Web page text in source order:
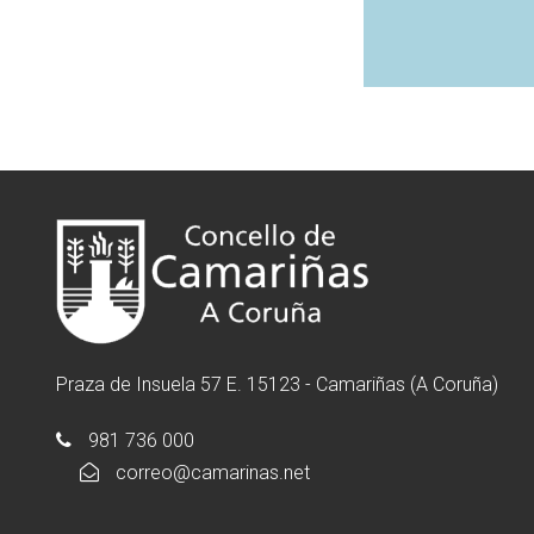
Praza de Insuela 57 E. 15123 - Camariñas (A Coruña)
981 736 000
correo@camarinas.net